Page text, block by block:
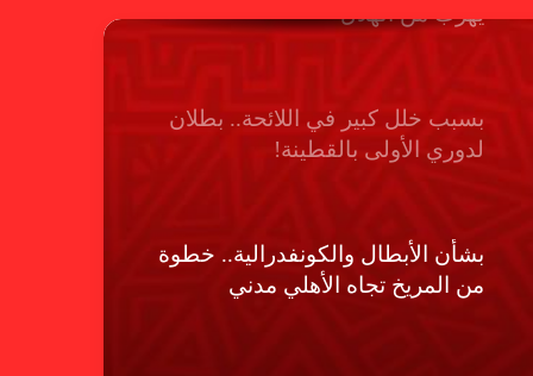
يهرب من الهلال
بسبب خلل كبير في اللائحة.. بطلان
لدوري الأولى بالقطينة!
بشأن الأبطال والكونفدرالية.. خطوة
من المريخ تجاه الأهلي مدني